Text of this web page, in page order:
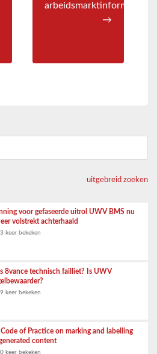
arbeidsmarktinformatie
→
uitgebreid zoeken
voor gefaseerde uitrol UWV BMS nu
volstrekt achterhaald
keer bekeken
8vance technisch failliet? Is UWV
keer bekeken
Code of Practice on marking and labelling
content
keer bekeken